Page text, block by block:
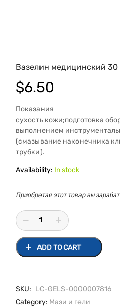
Вазелин медицинский 30
$6.50
Показания
сухость кожи;подготовка
выполнением
(смазывание наконечника
трубки).
Availability: In stock
Приобретая этот товар вы
ADD TO CART
SKU: LC-GELS-0000007816
Category: Мази и гели